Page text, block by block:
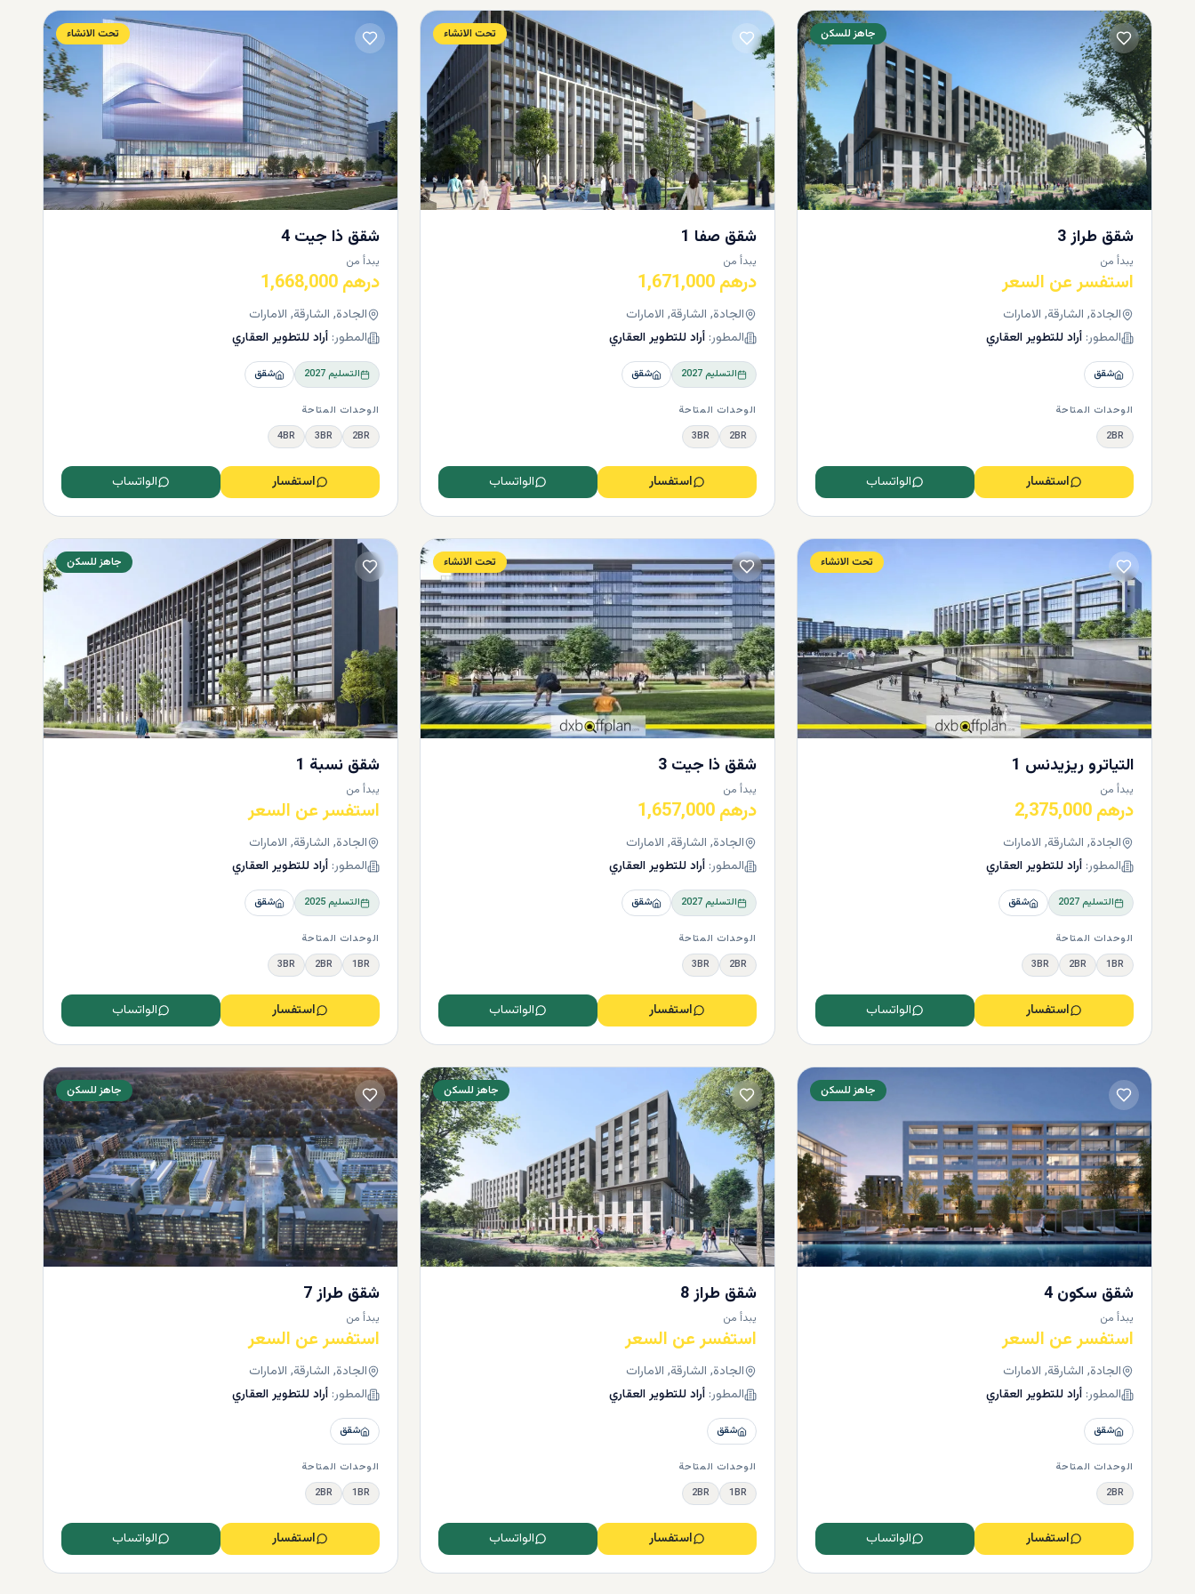
الاماكن المجاورة
الجادة - المحور المركزي
محلات التجزئه
الراحة والمتنزه - مجموعة من المطاعم المستقلة الراقية إلى أفضل العلامات التجارية، وهناك
العديد من الخيارات للمقيمين والزوار المنتشرين في جميع أنحاء المشروع.
مع وجود أربعة فنادق في المدينة تتراوح من خمس نجوم إلى متوسطة المدى ، فقد عقدنا شراكة
مع مجموعة إعمار للضيافة لتقديم ثلاث علامات تجارية فندقية عالمية المستوى -
الرعاىة الصحية
التعليم
المساكن
جاهز للسكن
شقق طراز 3
يبدأ من
استفسر عن السعر
الجادة, الشارقة, الامارات
المطور: أراد للتطوير العقاري
شقق
الوحدات المتاحة
2BR
استفسار الواتساب
تحت الانشاء
شقق صفا 1
يبدأ من
درهم 1,671,000
الجادة, الشارقة, الامارات
المطور: أراد للتطوير العقاري
التسليم2027 شقق
الوحدات المتاحة
2BR
3BR
استفسار الواتساب
تحت الانشاء
شقق ذا جيت 4
يبدأ من
درهم 1,668,000
الجادة, الشارقة, الامارات
المطور: أراد للتطوير العقاري
التسليم2027 شقق
الوحدات المتاحة
2BR
3BR
4BR
استفسار الواتساب
تحت الانشاء
التياترو ريزيدنس 1
يبدأ من
درهم 2,375,000
الجادة, الشارقة, الامارات
المطور: أراد للتطوير العقاري
التسليم2027 شقق
الوحدات المتاحة
1BR
2BR
3BR
استفسار الواتساب
تحت الانشاء
شقق ذا جيت 3
يبدأ من
درهم 1,657,000
الجادة, الشارقة, الامارات
المطور: أراد للتطوير العقاري
التسليم2027 شقق
الوحدات المتاحة
2BR
3BR
استفسار الواتساب
جاهز للسكن
شقق نسبة 1
يبدأ من
استفسر عن السعر
الجادة, الشارقة, الامارات
المطور: أراد للتطوير العقاري
التسليم2025 شقق
الوحدات المتاحة
1BR
2BR
3BR
استفسار الواتساب
جاهز للسكن
شقق سكون 4
يبدأ من
استفسر عن السعر
الجادة, الشارقة, الامارات
المطور: أراد للتطوير العقاري
شقق
الوحدات المتاحة
2BR
استفسار الواتساب
جاهز للسكن
شقق طراز 8
يبدأ من
استفسر عن السعر
الجادة, الشارقة, الامارات
المطور: أراد للتطوير العقاري
شقق
الوحدات المتاحة
1BR
2BR
استفسار الواتساب
جاهز للسكن
شقق طراز 7
يبدأ من
استفسر عن السعر
الجادة, الشارقة, الامارات
المطور: أراد للتطوير العقاري
شقق
الوحدات المتاحة
1BR
2BR
استفسار الواتساب